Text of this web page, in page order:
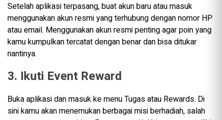
Setelah aplikasi terpasang, buat akun baru atau masuk
menggunakan akun resmi yang terhubung dengan nomor HP
atau email. Menggunakan akun resmi penting agar poin yang
kamu kumpulkan tercatat dengan benar dan bisa ditukar
nantinya.
3. Ikuti Event Reward
Buka aplikasi dan masuk ke menu Tugas atau Rewards. Di
sini kamu akan menemukan berbagai misi berhadiah, salah